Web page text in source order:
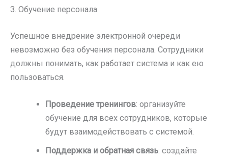
3. Обучение персонала
Успешное внедрение электронной очереди
невозможно без обучения персонала. Сотрудники
должны понимать, как работает система и как ею
пользоваться.
Проведение тренингов: организуйте
обучение для всех сотрудников, которые
будут взаимодействовать с системой.
Поддержка и обратная связь: создайте